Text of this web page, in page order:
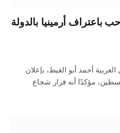
باعتراف أرمينيا بالدولة
أحمد أبو الغيط، بإعلان
مؤكدًا أنه قرار شجاع